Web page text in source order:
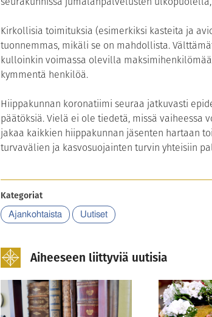
Kirkollisia toimituksia (esimerkiksi kasteita ja
tuonnemmas, mikäli se on mahdollista.
kulloinkin voimassa olevilla
kymmentä henkilöä.
Hiippakunnan koronatiimi seuraa jatkuvasti
päätöksiä. Vielä ei ole tiedetä, missä vaiheessa
jakaa kaikkien hiippakunnan jäsenten hartaan
turvavälien ja kasvosuojainten turvin yhteisiin
Kategoriat
Ajankohtaista Uutiset
Aiheeseen liittyviä uutisia